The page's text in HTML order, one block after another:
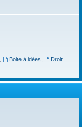
Boite à idées
Droit